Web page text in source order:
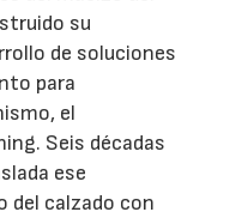
su
de soluciones
para
el
Seis décadas
ese
del calzado con